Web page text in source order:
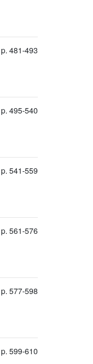
p. 481-493
p. 495-540
p. 541-559
p. 561-576
p. 577-598
p. 599-610